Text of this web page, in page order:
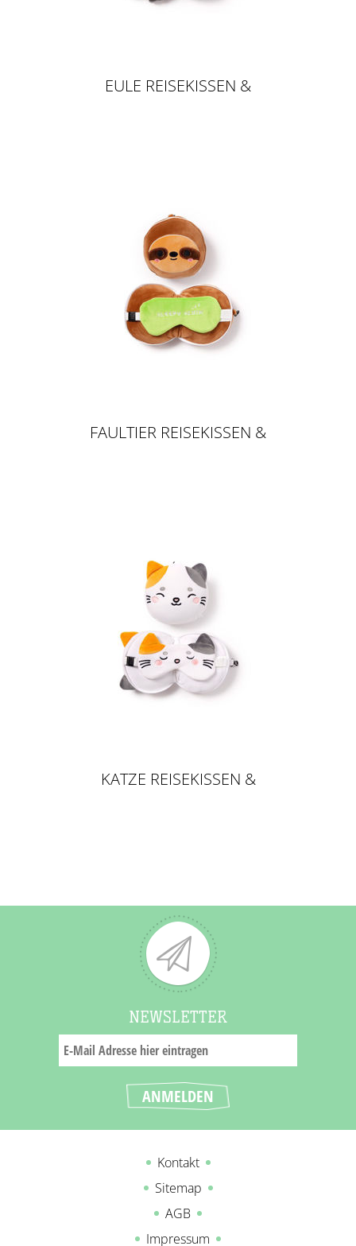
EULE REISEKISSEN &
FAULTIER REISEKISSEN &
KATZE REISEKISSEN &
NEWSLETTER
Kontakt
Sitemap
AGB
Impressum